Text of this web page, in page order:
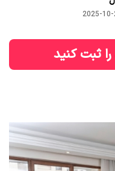
2025-
ثبت کنید